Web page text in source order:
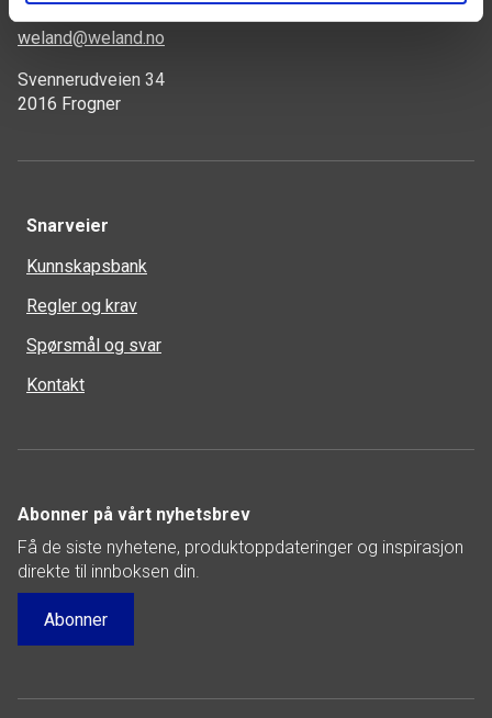
weland@weland.no
Svennerudveien 34
2016 Frogner
Snarveier
Kunnskapsbank
Regler og krav
Spørsmål og svar
Kontakt
Abonner på vårt nyhetsbrev
Få de siste nyhetene, produktoppdateringer og inspirasjon
direkte til innboksen din.
Abonner